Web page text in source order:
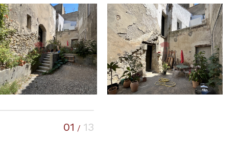
01 / 13